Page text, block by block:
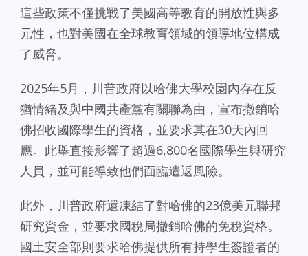
這些政策不僅挑戰了美國高等教育的開放性與多
元性，也對美國在全球教育領域的領導地位構成
了威脅。
2025年5月，川普政府以哈佛大學校園內存在反
猶情緒及與中國共產黨有關聯為由，宣布撤銷哈
佛招收國際學生的資格，並要求其在30天內回
應。此舉直接影響了超過6,800名國際學生與研究
人員，並可能導致他們面臨遣返風險。
此外，川普政府還凍結了對哈佛的23億美元聯邦
研究資金，並要求國稅局撤銷哈佛的免稅資格。
國土安全部則要求哈佛提供所有持學生簽證者的